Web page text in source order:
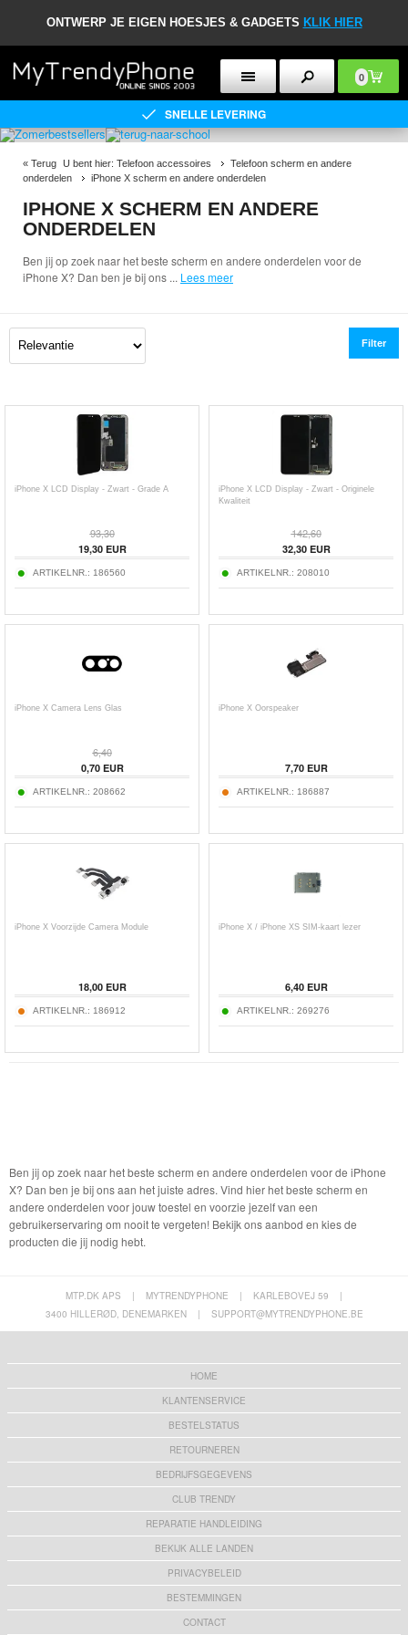
ONTWERP JE EIGEN HOESJES & GADGETS KLIK HIER
0
SNELLE LEVERING
« Terug U bent hier: Telefoon accessoires
Telefoon scherm en andere
onderdelen
iPhone X scherm en andere onderdelen
IPHONE X SCHERM EN ANDERE
ONDERDELEN
Ben jij op zoek naar het beste scherm en andere onderdelen voor de
iPhone X? Dan ben je bij ons ... Lees meer
Filter
iPhone X LCD Display - Zwart - Grade A
93,30
19,30EUR
ARTIKELNR.: 186560
iPhone X LCD Display - Zwart - Originele
Kwaliteit
142,60
32,30EUR
ARTIKELNR.: 208010
iPhone X Camera Lens Glas
6,40
0,70EUR
ARTIKELNR.: 208662
iPhone X Oorspeaker
7,70EUR
ARTIKELNR.: 186887
iPhone X Voorzijde Camera Module
18,00EUR
ARTIKELNR.: 186912
iPhone X / iPhone XS SIM-kaart lezer
6,40EUR
ARTIKELNR.: 269276
Ben jij op zoek naar het beste scherm en andere onderdelen voor de iPhone
X? Dan ben je bij ons aan het juiste adres. Vind hier het beste scherm en
andere onderdelen voor jouw toestel en voorzie jezelf van een
gebruikerservaring om nooit te vergeten! Bekijk ons aanbod en kies de
producten die jij nodig hebt.
MTP.DK APS | MYTRENDYPHONE | KARLEBOVEJ 59
|
3400 HILLERØD, DENEMARKEN
| SUPPORT@MYTRENDYPHONE.BE
HOME
KLANTENSERVICE
BESTELSTATUS
RETOURNEREN
BEDRIJFSGEGEVENS
CLUB TRENDY
REPARATIE HANDLEIDING
BEKIJK ALLE LANDEN
PRIVACYBELEID
BESTEMMINGEN
CONTACT